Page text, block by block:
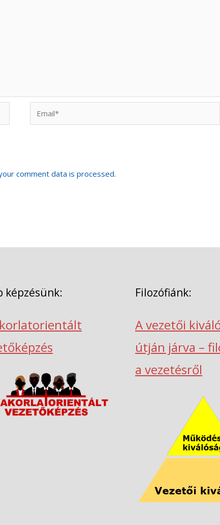
comment data is processed.
képzésünk: Filozófiánk:
A vezetői
útján járva –
a vezetésről